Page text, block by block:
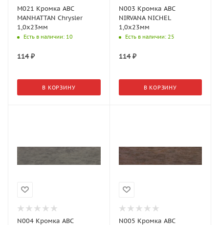
M021 Кромка АВС
MANHATTAN Chrysler
1,0х23мм
Есть в наличии: 10
114₽
В КОРЗИНУ
N003 Кромка АВС
NIRVANA NICHEL
1,0х23мм
Есть в наличии: 25
114₽
В КОРЗИНУ
N004 Кромка АВС
N005 Кромка АВС